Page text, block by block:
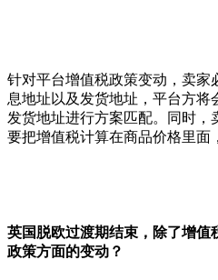
针对平台增值税政策变动，卖家
息地址以及发货地址，平台方将
发货地址进行方案匹配。同时
要把增值税计算在商品价格里面
英国脱欧过渡期结束，除了增值
政策方面的变动？